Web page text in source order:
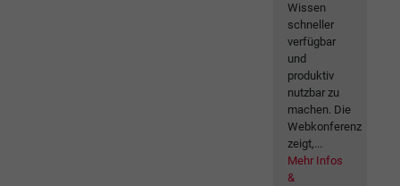
Wissen
schneller
verfügbar
und
produktiv
nutzbar zu
machen. Die
Webkonferenz
zeigt,...
Mehr Infos
&